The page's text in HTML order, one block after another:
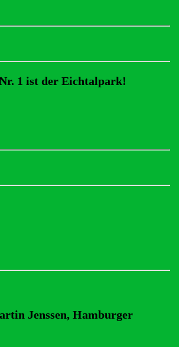
1 ist der Eichtalpark!
Jenssen, Hamburger